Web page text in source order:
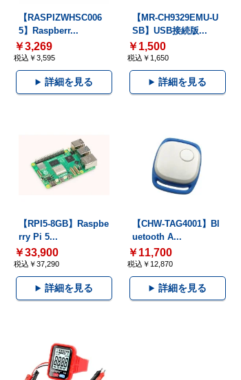
【RASPIZWHSC006
5】Raspberr...
￥3,269
税込￥3,595
詳細を見る
【MR-CH9329EMU-U
SB】USB接続版...
￥1,500
税込￥1,650
詳細を見る
【RPI5-8GB】Raspbe
rry Pi 5...
￥33,900
税込￥37,290
詳細を見る
【CHW-TAG4001】Bl
uetooth A...
￥11,700
税込￥12,870
詳細を見る